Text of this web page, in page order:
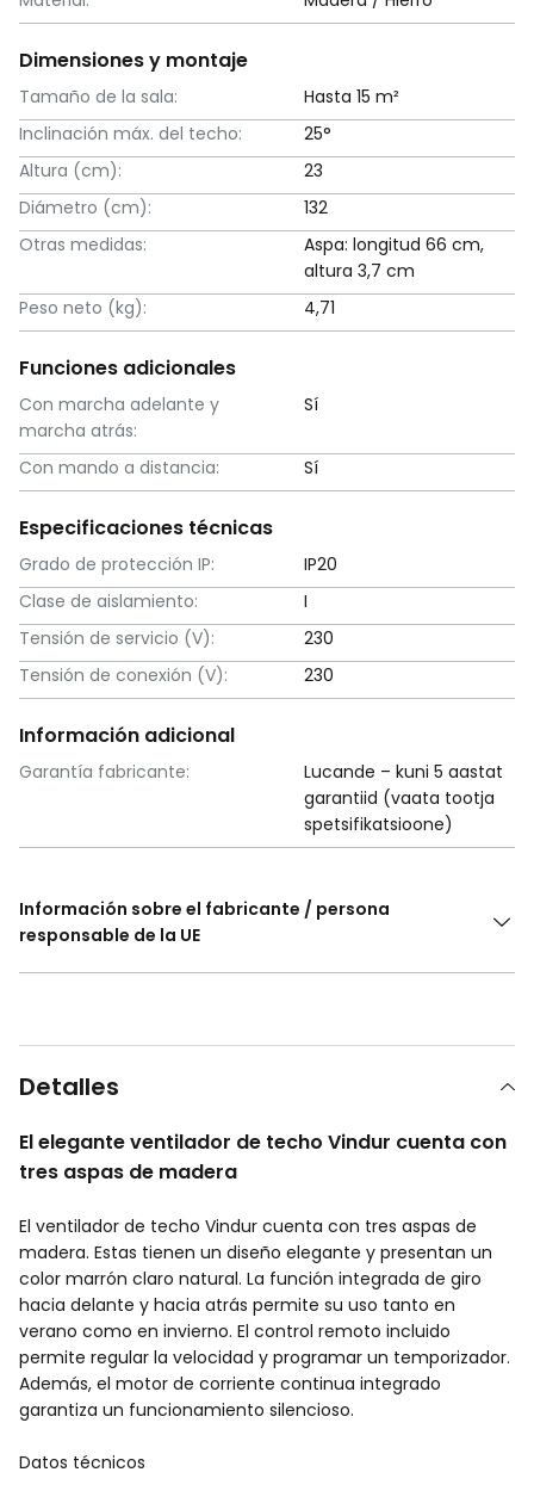
Dimensiones y montaje
Tamaño de la sala:
Hasta 15 m²
Inclinación máx. del techo:
25°
Altura (cm):
23
Diámetro (cm):
132
Otras medidas:
Aspa: longitud 66 cm,
altura 3,7 cm
Peso neto (kg):
4,71
Funciones adicionales
Con marcha adelante y
marcha atrás:
Sí
Con mando a distancia: Sí
Especificaciones técnicas
Grado de protección IP:
IP20
Clase de aislamiento:
I
Tensión de servicio (V):
230
Tensión de conexión (V):
230
Información adicional
Garantía fabricante:
Lucande – kuni 5 aastat
garantiid (vaata tootja
spetsifikatsioone)
Información sobre el fabricante / persona
responsable de la UE
Detalles
El elegante ventilador de techo Vindur cuenta con
tres aspas de madera
El ventilador de techo Vindur cuenta con tres aspas de
madera. Estas tienen un diseño elegante y presentan un
color marrón claro natural. La función integrada de giro
hacia delante y hacia atrás permite su uso tanto en
verano como en invierno. El control remoto incluido
permite regular la velocidad y programar un temporizador.
Además, el motor de corriente continua integrado
garantiza un funcionamiento silencioso.
Datos técnicos